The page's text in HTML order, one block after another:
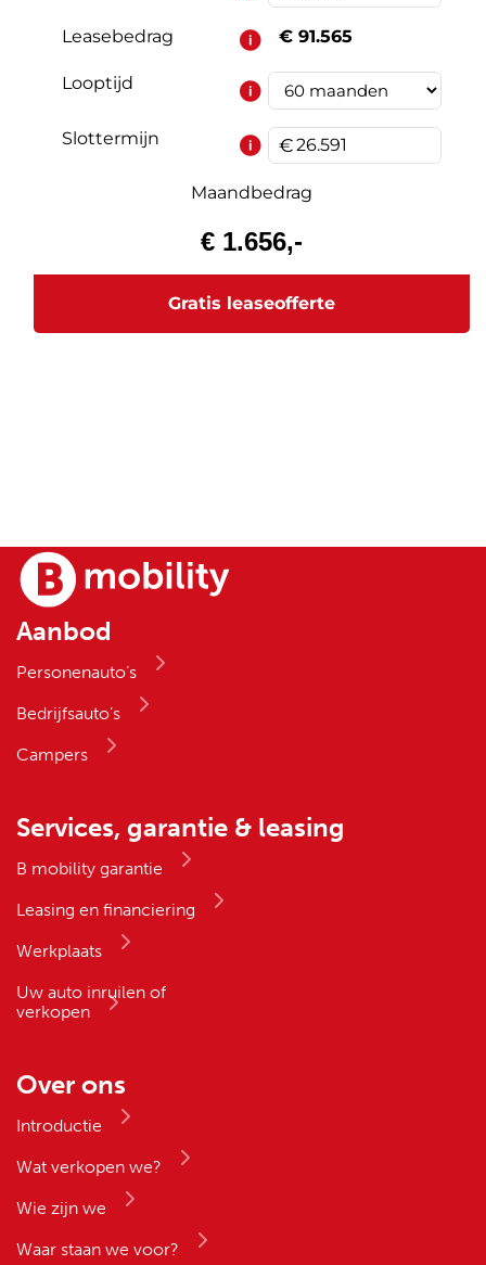
Aanbod
Personenauto’s
Bedrijfsauto’s
Campers
Services, garantie & leasing
B mobility garantie
Leasing en financiering
Werkplaats
Uw auto inruilen of
verkopen
Over ons
Introductie
Wat verkopen we?
Wie zijn we
Waar staan we voor?